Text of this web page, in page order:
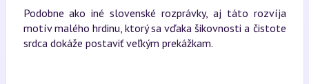
Podobne ako iné slovenské rozprávky, aj táto rozvíja
motív malého hrdinu, ktorý sa vďaka šikovnosti a čistote
srdca dokáže postaviť veľkým prekážkam.